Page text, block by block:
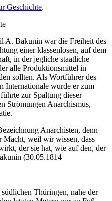
Geschichte.
A. Bakunin war die Freiheit des
einer klassenlosen, auf dem
in der jegliche staatliche
alle Produktionsmittel in
sollten. Als Wortführer des
Internationale wurde er zum
zur Spaltung dieser
Strömungen Anarchismus,
Anarchisten, denn
Macht, weil wir wissen, dass
der sie hat, wie auf den, der
(30.05.1814 –
Thüringen, nahe der